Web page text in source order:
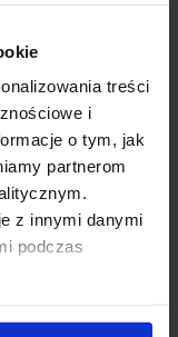
treści
i
o tym, jak
partnerom
z innymi danymi
podczas
Strona 12A,
– na adres e-mail
o odstąpieniu od
na stronie
lub kopią Dowodu